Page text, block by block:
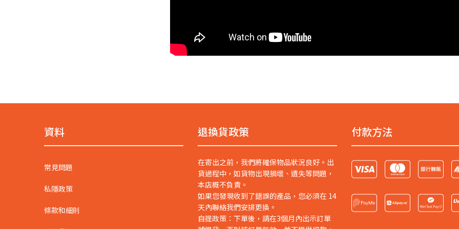
資料
常見問題
私隱政策
條款和細則
退換貨政策
在寄出之前，我們將確保物品狀況良好。出
貨過程中，如貨物出現損壞、遺失等問題，
本店概不負責。
如果您發現收到了錯誤的產品，您必須在 14
天內聯絡我們安排更換。
自提政策：下單後，請在3個月內出示訂單
付款方法